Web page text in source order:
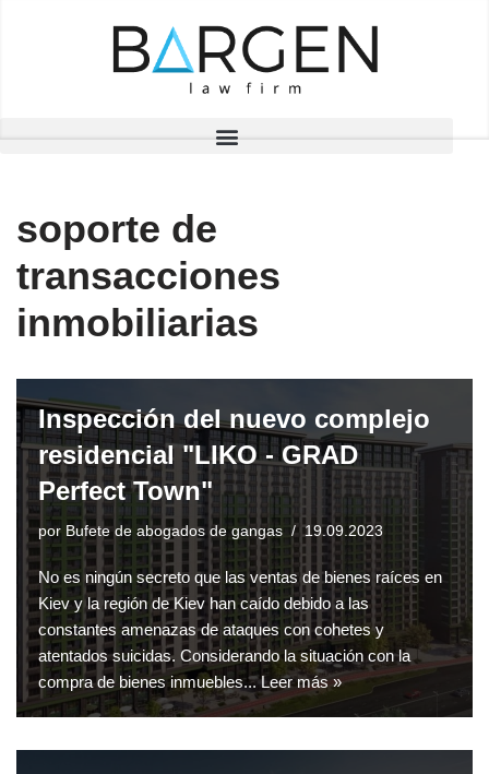
soporte de
transacciones
inmobiliarias
Inspección del nuevo complejo
residencial "LIKO - GRAD
Perfect Town"
por Bufete de abogados de gangas 19.09.2023
No es ningún secreto que las ventas de bienes raíces en
Kiev y la región de Kiev han caído debido a las
constantes amenazas de ataques con cohetes y
atentados suicidas. Considerando la situación con la
compra de bienes inmuebles...Leer más »